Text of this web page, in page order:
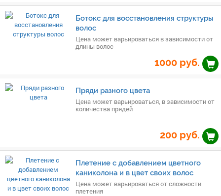
Ботокс для восстановления структуры
волос
Цена может варьироваться в зависимости от
длины волос
1000 руб.
Пряди разного цвета
Цена может варьироваться, в зависимости от
количества прядей
200 руб.
Плетение с добавлением цветного
каниколона и в цвет своих волос
Цена может варьироваться от сложности
плетения